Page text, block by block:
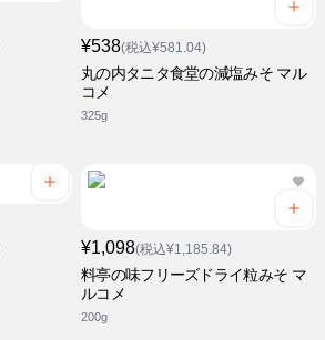
¥538(税込¥581.04)
丸の内タニタ食堂の減塩みそ マル
コメ
325g
¥1,098(税込¥1,185.84)
料亭の味フリーズドライ粒みそ マ
ルコメ
200g